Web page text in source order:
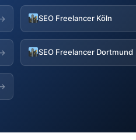
SEO Freelancer Köln
SEO Freelancer Dortmund